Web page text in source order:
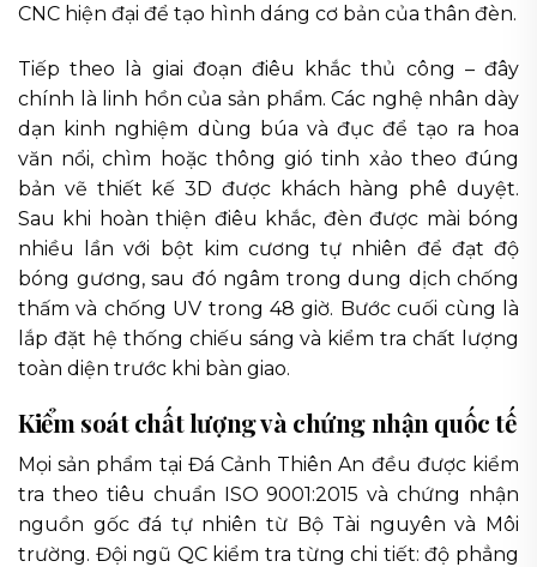
CNC hiện đại để tạo hình dáng cơ bản của thân đèn.
Tiếp theo là giai đoạn điêu khắc thủ công – đây
chính là linh hồn của sản phẩm. Các nghệ nhân dày
dạn kinh nghiệm dùng búa và đục để tạo ra hoa
văn nổi, chìm hoặc thông gió tinh xảo theo đúng
bản vẽ thiết kế 3D được khách hàng phê duyệt.
Sau khi hoàn thiện điêu khắc, đèn được mài bóng
nhiều lần với bột kim cương tự nhiên để đạt độ
bóng gương, sau đó ngâm trong dung dịch chống
thấm và chống UV trong 48 giờ. Bước cuối cùng là
lắp đặt hệ thống chiếu sáng và kiểm tra chất lượng
toàn diện trước khi bàn giao.
Kiểm soát chất lượng và chứng nhận quốc tế
Mọi sản phẩm tại Đá Cảnh Thiên An đều được kiểm
tra theo tiêu chuẩn ISO 9001:2015 và chứng nhận
nguồn gốc đá tự nhiên từ Bộ Tài nguyên và Môi
trường. Đội ngũ QC kiểm tra từng chi tiết: độ phẳng